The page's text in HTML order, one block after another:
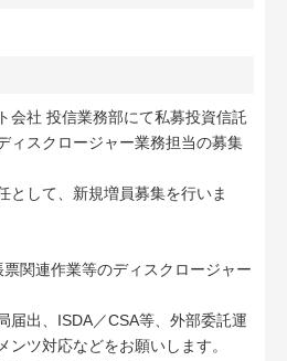
会社 投信業務部にて私募投資信託
ィスクロージャー業務担当の募集
として、新規増員募集を行いま
関連作業等のディスクロージャー
届出、ISDA／CSA等、外部委託運
ンツ対応などをお願いします。